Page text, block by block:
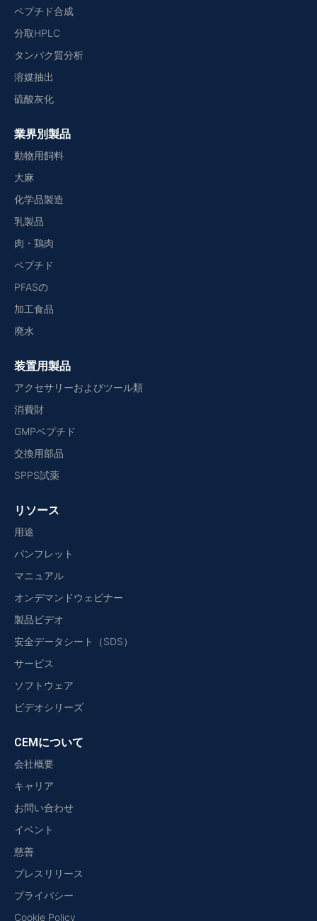
ペプチド合成
分取HPLC
タンパク質分析
溶媒抽出
硫酸灰化
業界別製品
動物用飼料
大麻
化学品製造
乳製品
肉・鶏肉
ペプチド
PFASの
加工食品
廃水
装置用製品
アクセサリーおよびツール類
消費財
GMPペプチド
交換用部品
SPPS試薬
リソース
用途
パンフレット
マニュアル
オンデマンドウェビナー
製品ビデオ
安全データシート（SDS）
サービス
ソフトウェア
ビデオシリーズ
CEMについて
会社概要
キャリア
お問い合わせ
イベント
慈善
プレスリリース
プライバシー
Cookie Policy